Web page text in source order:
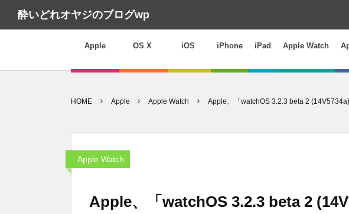
酔いどれオヤジのブログwp
Apple OS X iOS iPhone iPad Apple Watch
HOME Apple Apple Watch Apple、「watchOS 3.2.3 beta 2
Apple Watch
Apple、「watchOS 3.2.3 beta 2